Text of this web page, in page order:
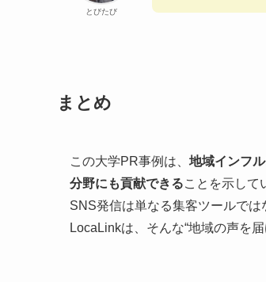
とびたび
まとめ
この大学PR事例は、 地域インフ
分野にも貢献できることを示して
SNS発信は単なる集客ツールでは
LocaLinkは、そんな“地域の声を